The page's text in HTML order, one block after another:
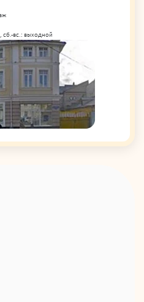
сб.-вс.: выходной